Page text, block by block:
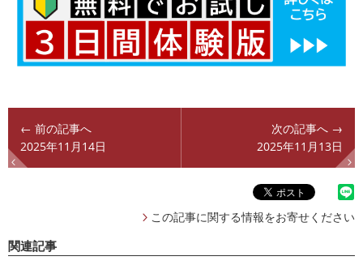
← 前の記事へ
2025年11月14日
次の記事へ →
2025年11月13日
この記事に関する情報をお寄せください
関連記事